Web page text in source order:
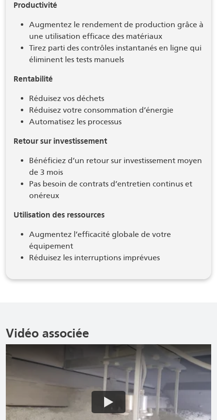
Productivité
Augmentez le rendement de production grâce à
une utilisation efficace des matériaux
Tirez parti des contrôles instantanés en ligne qui
éliminent les tests manuels
Rentabilité
Réduisez vos déchets
Réduisez votre consommation d’énergie
Automatisez les processus
Retour sur investissement
Bénéficiez d’un retour sur investissement moyen
de 3 mois
Pas besoin de contrats d’entretien continus et
onéreux
Utilisation des ressources
Augmentez l’efficacité globale de votre
équipement
Réduisez les interruptions imprévues
Vidéo associée